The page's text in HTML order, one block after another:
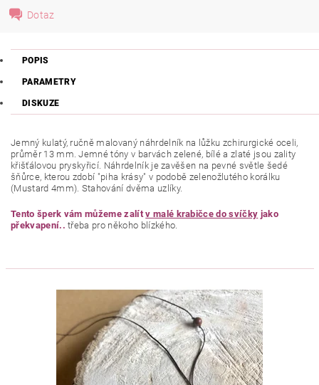
Dotaz
POPIS
PARAMETRY
DISKUZE
Jemný kulatý, ručně malovaný náhrdelník na lůžku zchirurgické oceli,
průměr 13 mm. Jemné tóny v barvách zelené, bílé a zlaté jsou zality
křišťálovou pryskyřicí. Náhrdelník je zavěšen na pevné světle šedé
šňůrce, kterou zdobí "piha krásy" v podobě zelenožlutého korálku
(Mustard 4mm). Stahování dvěma uzlíky.
Tento šperk vám můžeme zalítv malé krabičce do svíčky jako
překvapení.. třeba pro někoho blízkého.